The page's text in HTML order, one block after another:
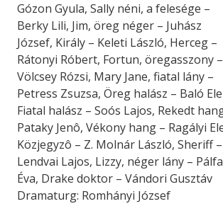
Gózon Gyula, Sally néni, a felesége –
Berky Lili, Jim, öreg néger – Juhász
József, Király – Keleti László, Herceg –
Rátonyi Róbert, Fortun, öregasszony –
Völcsey Rózsi, Mary Jane, fiatal lány –
Petress Zsuzsa, Öreg halász – Baló
Fiatal halász – Soós Lajos, Rekedt
Pataky Jenô, Vékony hang – Ragályi
Közjegyzô – Z. Molnár László, Sheriff –
Lendvai Lajos, Lizzy, néger lány –
Éva, Drake doktor – Vándori Gusztáv
Dramaturg: Romhányi József